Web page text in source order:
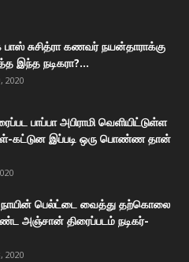
சுசித்ரா கணவர் நயன்தாராக்கு
இந்த நடிகரா?...
2020
பாப்பா அபிராமி வெளியிட்டுள்ள
கட்டுன இப்படி ஒரு பொண்ண தான்
நாயின் பெல்ட்டை வைத்து தற்கொலை
அஞ்சான் திரைப்படம் நடிகர்-
2020